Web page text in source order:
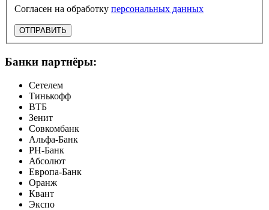
Согласен на обработку персональных данных
ОТПРАВИТЬ
Банки партнёры:
Сетелем
Тинькофф
ВТБ
Зенит
Совкомбанк
Альфа-Банк
РН-Банк
Абсолют
Европа-Банк
Оранж
Квант
Экспо